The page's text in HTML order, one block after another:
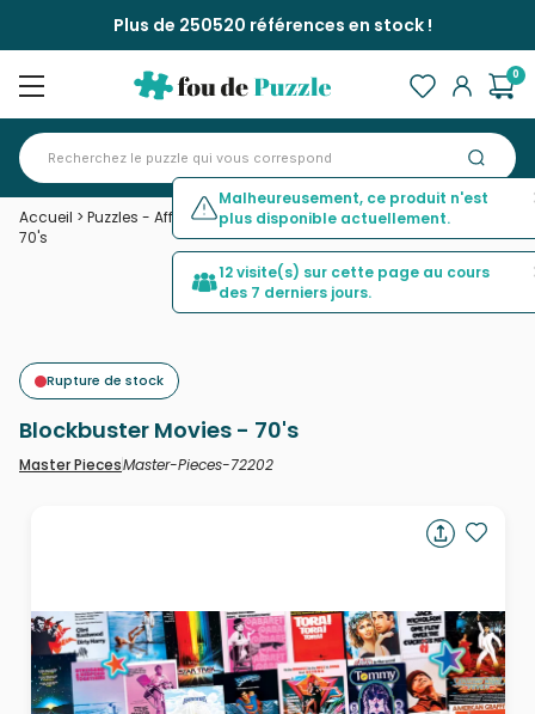
Plus de 250520 références en stock !
0
Accueil > Puzzles - Affiches, Cinéma, Publicité>Blockbuster Movies -
70's
Rupture de stock
Blockbuster Movies - 70's
Master PiecesMaster-Pieces-72202
Malheureusement, ce produit n'est
plus disponible actuellement.
12 visite(s) sur cette page au cours
des 7 derniers jours.